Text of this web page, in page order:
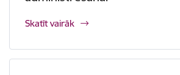
Skatīt vairāk